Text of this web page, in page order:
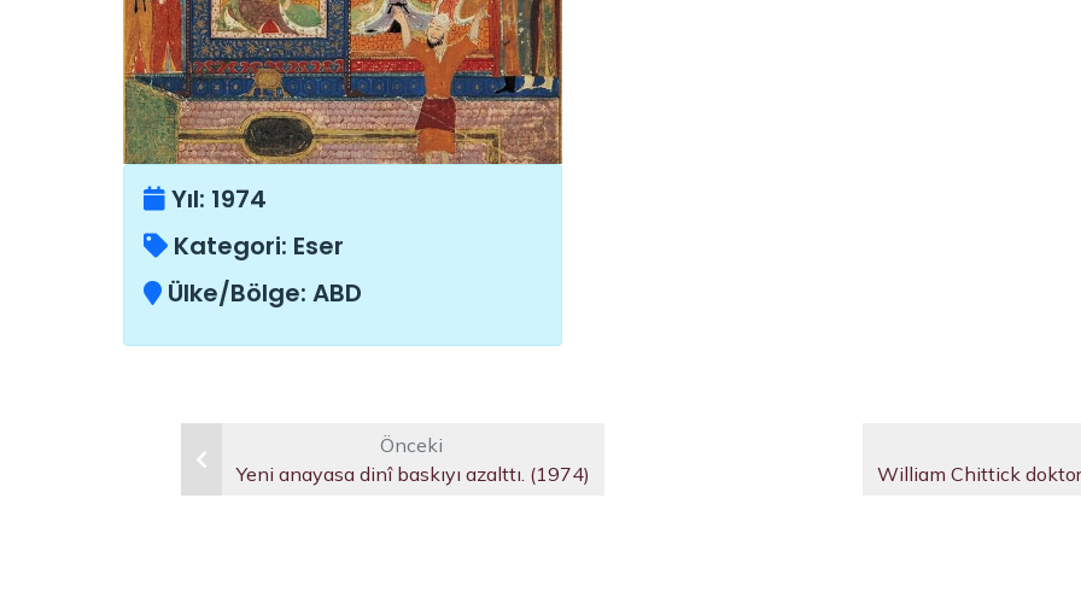
Yıl: 1974
Kategori: Eser
Ülke/Bölge: ABD
Önceki
Yeni anayasa dinî baskıyı azalttı. (1974)
William Chittick